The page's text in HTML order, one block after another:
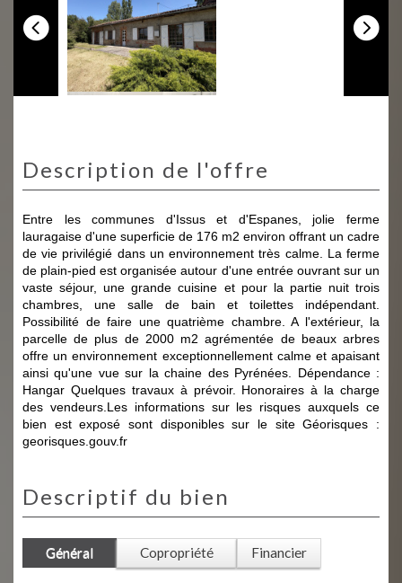
description de l'offre
Entre les communes d'Issus et d'Espanes, jolie ferme
lauragaise d'une superficie de 176 m2 environ offrant un cadre
de vie privilégié dans un environnement très calme. La ferme
de plain-pied est organisée autour d'une entrée ouvrant sur un
vaste séjour, une grande cuisine et pour la partie nuit trois
chambres, une salle de bain et toilettes indépendant.
Possibilité de faire une quatrième chambre. A l'extérieur, la
parcelle de plus de 2000 m2 agrémentée de beaux arbres
offre un environnement exceptionnellement calme et apaisant
ainsi qu'une vue sur la chaine des Pyrénées. Dépendance :
Hangar Quelques travaux à prévoir. Honoraires à la charge
des vendeurs.Les informations sur les risques auxquels ce
bien est exposé sont disponibles sur le site Géorisques :
georisques.gouv.fr
descriptif du bien
Général Copropriété Financier